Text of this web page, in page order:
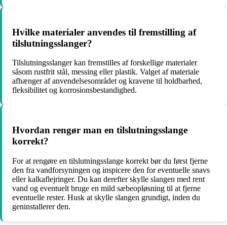
Hvilke materialer anvendes til fremstilling af
tilslutningsslanger?
Tilslutningsslanger kan fremstilles af forskellige materialer
såsom rustfrit stål, messing eller plastik. Valget af materiale
afhænger af anvendelsesområdet og kravene til holdbarhed,
fleksibilitet og korrosionsbestandighed.
Hvordan rengør man en tilslutningsslange
korrekt?
For at rengøre en tilslutningsslange korrekt bør du først fjerne
den fra vandforsyningen og inspicere den for eventuelle snavs
eller kalkaflejringer. Du kan derefter skylle slangen med rent
vand og eventuelt bruge en mild sæbeopløsning til at fjerne
eventuelle rester. Husk at skylle slangen grundigt, inden du
geninstallerer den.